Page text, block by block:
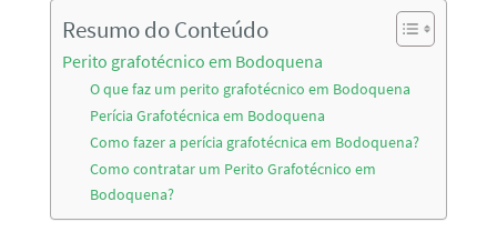
Resumo do Conteúdo
Perito grafotécnico em Bodoquena
O que faz um perito grafotécnico em Bodoquena
Perícia Grafotécnica em Bodoquena
Como fazer a perícia grafotécnica em Bodoquena?
Como contratar um Perito Grafotécnico em
Bodoquena?